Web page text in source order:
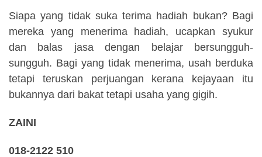
Siapa yang tidak suka terima hadiah bukan? Bagi
mereka yang menerima hadiah, ucapkan syukur
dan balas jasa dengan belajar bersungguh-
sungguh. Bagi yang tidak menerima, usah berduka
tetapi teruskan perjuangan kerana kejayaan itu
bukannya dari bakat tetapi usaha yang gigih.
ZAINI
018-2122 510